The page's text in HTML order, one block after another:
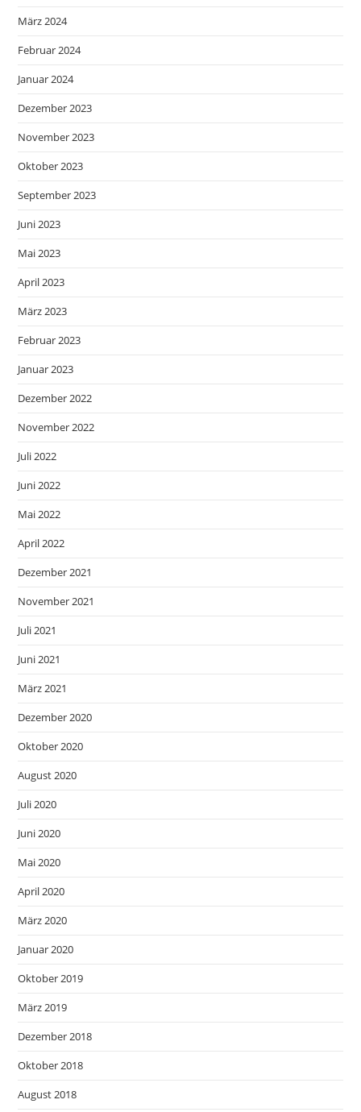
März 2024
Februar 2024
Januar 2024
Dezember 2023
November 2023
Oktober 2023
September 2023
Juni 2023
Mai 2023
April 2023
März 2023
Februar 2023
Januar 2023
Dezember 2022
November 2022
Juli 2022
Juni 2022
Mai 2022
April 2022
Dezember 2021
November 2021
Juli 2021
Juni 2021
März 2021
Dezember 2020
Oktober 2020
August 2020
Juli 2020
Juni 2020
Mai 2020
April 2020
März 2020
Januar 2020
Oktober 2019
März 2019
Dezember 2018
Oktober 2018
August 2018